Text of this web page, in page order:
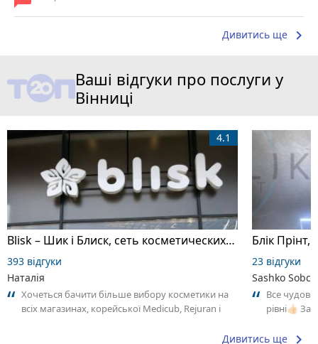
Дивитись ще keyboard_arrow_right
Ваші відгуки про послуги у
Вінниці
Blisk – Шик і Блиск, сеть косметических магазинов
4.1
393 відгуки
Наталія
Хочеться бачити більше вибору косметики на
всіх магазинах, корейської Medicub, Rejuran і
Блік Прінт,
23 відгуки
Sashko
Все
рівні👍🏻
Дивитись ще keyboard_arrow_right